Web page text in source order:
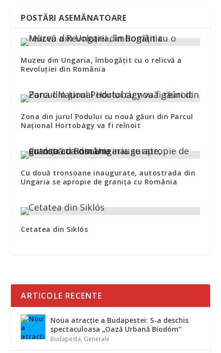
POSTĂRI ASEMĂNATOARE
Muzeu din Ungaria, îmbogăţit cu o relicvă a
Revoluţiei din România
Zona din jurul Podului cu nouă găuri din Parcul
Național Hortobágy va fi reînoit
Cu două tronsoane inaugurate, autostrada din
Ungaria se apropie de graniţa cu România
Cetatea din Siklós
ARTICOLE RECENTE
Noua atracție a Budapestei: S-a deschis
spectaculoasa „Oază Urbană Biodóm”
Budapesta, Generale